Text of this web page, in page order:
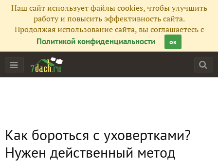
Наш сайт использует файлы cookies, чтобы улучшить
работу и повысить эффективность сайта.
Продолжая использование сайта, вы соглашаетесь с
Политикой конфиденциальности
ок
Как бороться с уховертками?
Нужен действенный метод